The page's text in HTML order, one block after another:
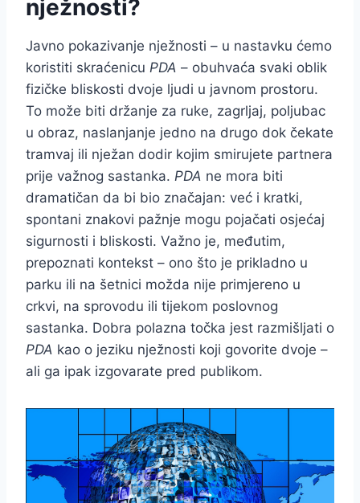
nježnosti?
Javno pokazivanje nježnosti – u nastavku ćemo
koristiti skraćenicu PDA – obuhvaća svaki oblik
fizičke bliskosti dvoje ljudi u javnom prostoru.
To može biti držanje za ruke, zagrljaj, poljubac
u obraz, naslanjanje jedno na drugo dok čekate
tramvaj ili nježan dodir kojim smirujete partnera
prije važnog sastanka. PDA ne mora biti
dramatičan da bi bio značajan: već i kratki,
spontani znakovi pažnje mogu pojačati osjećaj
sigurnosti i bliskosti. Važno je, međutim,
prepoznati kontekst – ono što je prikladno u
parku ili na šetnici možda nije primjereno u
crkvi, na sprovodu ili tijekom poslovnog
sastanka. Dobra polazna točka jest razmišljati o
PDA kao o jeziku nježnosti koji govorite dvoje –
ali ga ipak izgovarate pred publikom.